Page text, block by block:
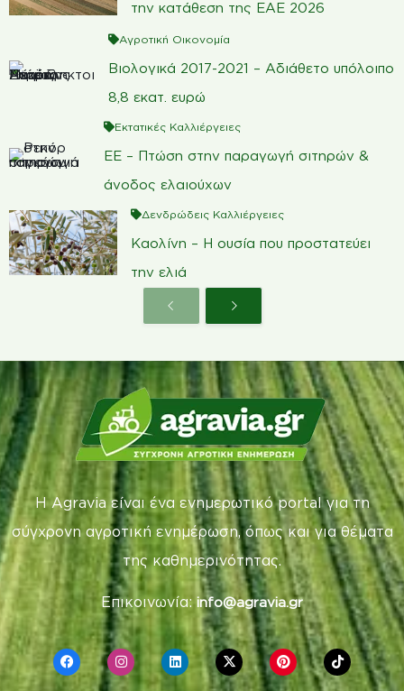
την κατάθεση της ΕΑΕ 2026
Αγροτική Οικονομία
Βιολογικά 2017-2021 – Αδιάθετο υπόλοιπο
8,8 εκατ. ευρώ
Εκτατικές Καλλιέργειες
ΕΕ – Πτώση στην παραγωγή σιτηρών &
άνοδος ελαιούχων
Δενδρώδεις Καλλιέργειες
Καολίνη – Η ουσία που προστατεύει
την ελιά
Η Agravia είναι ένα ενημερωτικό portal για τη
σύγχρονη αγροτική ενημέρωση, όπως και για θέματα
της καθημερινότητας.
Επικοινωνία: info@agravia.gr